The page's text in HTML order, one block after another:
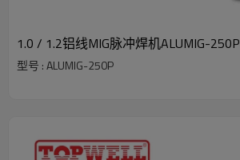
1.0 / 1.2铝线MIG脉冲焊机ALUMIG-250P
型号 : ALUMIG-250P